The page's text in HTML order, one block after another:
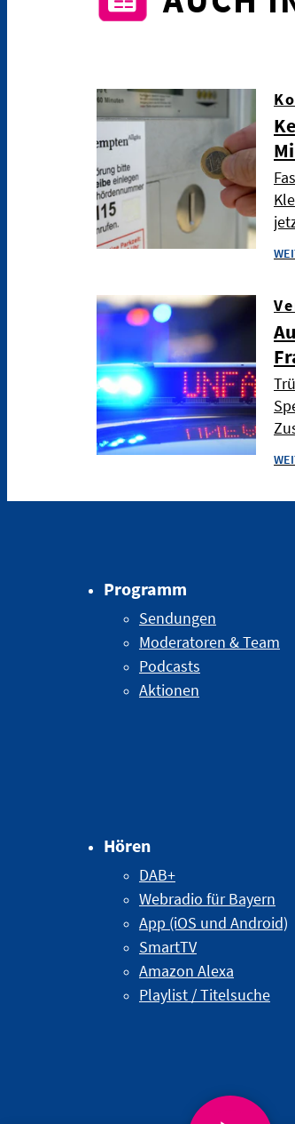
Programm
Sendungen
Moderatoren & Team
Podcasts
Aktionen
Hören
DAB+
Webradio für Bayern
App (iOS und Android)
SmartTV
Amazon Alexa
Playlist / Titelsuche